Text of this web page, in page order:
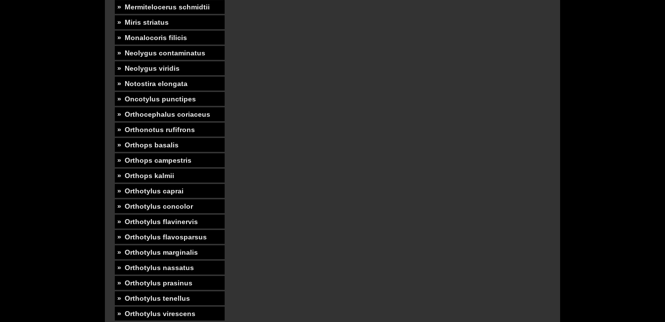
Mermitelocerus schmidtii
Miris striatus
Monalocoris filicis
Neolygus contaminatus
Neolygus viridis
Notostira elongata
Oncotylus punctipes
Orthocephalus coriaceus
Orthonotus rufifrons
Orthops basalis
Orthops campestris
Orthops kalmii
Orthotylus caprai
Orthotylus concolor
Orthotylus flavinervis
Orthotylus flavosparsus
Orthotylus marginalis
Orthotylus nassatus
Orthotylus prasinus
Orthotylus tenellus
Orthotylus virescens